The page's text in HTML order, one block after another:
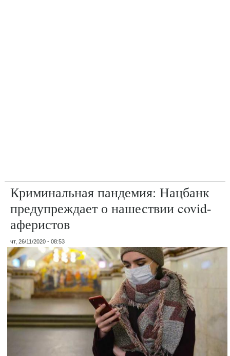
Криминальная пандемия: Нацбанк
предупреждает о нашествии covid-
аферистов
чт, 26/11/2020 - 08:53